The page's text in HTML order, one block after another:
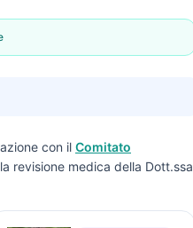
con il Comitato
revisione medica della Dott.ssa